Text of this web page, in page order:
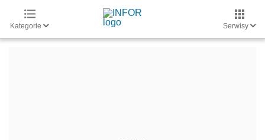
Kategorie Serwisy